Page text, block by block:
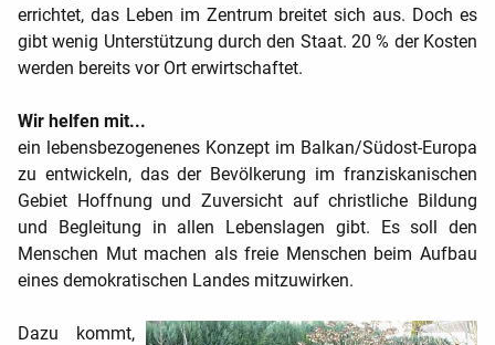
errichtet, das Leben im Zentrum breitet sich aus. Doch es
gibt wenig Unterstützung durch den Staat. 20 % der Kosten
werden bereits vor Ort erwirtschaftet.
Wir helfen mit...
ein lebensbezogenenes Konzept im Balkan/Südost-Europa
zu entwickeln, das der Bevölkerung im franziskanischen
Gebiet Hoffnung und Zuversicht auf christliche Bildung
und Begleitung in allen Lebenslagen gibt. Es soll den
Menschen Mut machen als freie Menschen beim Aufbau
eines demokratischen Landes mitzuwirken.
Dazu kommt,